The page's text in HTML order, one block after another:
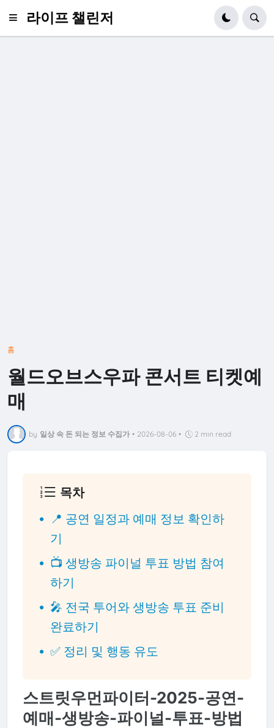
라이프 챌린저
홈
월드오브스우파 콘서트 티켓예
매
by 일상 속 돈 되는 정보 수집가 • 2026-08-06 • 2 min read
목차
📍 공연 일정과 예매 정보 확인하
기
📺 생방송 파이널 투표 방법 참여
하기
🎤 전국 투어와 생방송 투표 준비
완료하기
✅ 정리 및 행동 유도
스트릿우먼파이터-2025-공연-
예매-생방송-파이널-투표-방법